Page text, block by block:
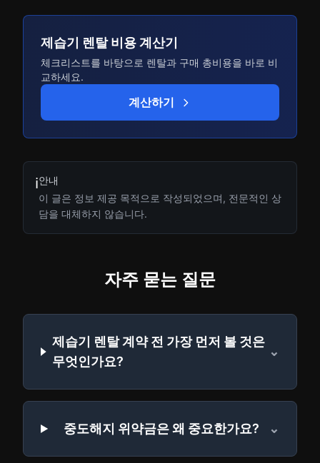
제습기 렌탈 비용 계산기
체크리스트를 바탕으로 렌탈과 구매 총비용을 바로 비
교하세요.
계산하기
ℹ️안내
이 글은 정보 제공 목적으로 작성되었으며, 전문적인 상
담을 대체하지 않습니다.
자주 묻는 질문
제습기 렌탈 계약 전 가장 먼저 볼 것은
무엇인가요?
⌄
중도해지 위약금은 왜 중요한가요? ⌄